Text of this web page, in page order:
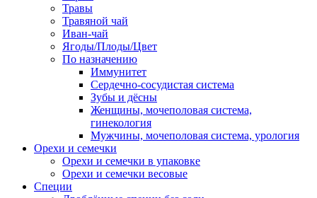
Травы
Травяной чай
Иван-чай
Ягоды/Плоды/Цвет
По назначению
Иммунитет
Сердечно-сосудистая система
Зубы и дёсны
Женщины, мочеполовая система,
гинекология
Мужчины, мочеполовая система, урология
Орехи и семечки
Орехи и семечки в упаковке
Орехи и семечки весовые
Специи